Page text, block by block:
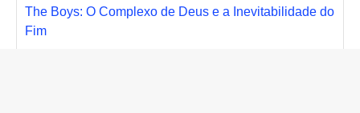
The Boys: O Complexo de Deus e a Inevitabilidade do
Fim